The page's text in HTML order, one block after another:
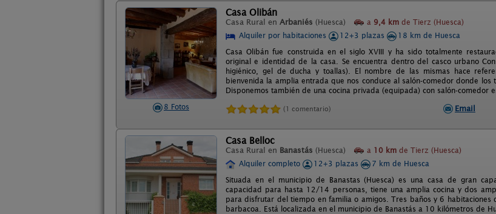
8 Fotos
Casa Olibán
Casa Rural en Arbaniés (Huesca) a 9,4 km de Tierz (Huesca)
Alquiler por habitaciones
12+3 plazas
18 km de Huesca
Casa Olibán fue construida en el siglo XVIII y ha sido totalmente
original e identidad de la casa. Se encuentra dentro del casco urbano
higiénico, gel de ducha y toallas). El nombre de las mismas hace
bienvenida la amplia entrada que nos conduce al salón-comedor donde los
Disponemos también de una cocina privada (equipada) con salón-comedor
(1 comentario) Email
Casa Belloc
Casa Rural en Banastás (Huesca) a 10 km de Tierz (Huesca)
Alquiler completo
12+3 plazas
7 km de Huesca
Situada en el municipio de Banastas (Huesca) es una casa de gran
capacidad para hasta 12/14 personas, tiene una amplia cocina y dos
para disfrutar del tiempo en familia o amigos. Tres baños y 6
barbacoa. Está localizada en el municipio de Banastás a 10 kilómetros de